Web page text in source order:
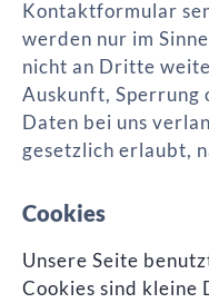
Kontaktformular
werden nur im
nicht an Dritte
Auskunft, Sperrung
Daten bei uns
gesetzlich erlaubt,
Cookies
Unsere Seite
Cookies sind kleine